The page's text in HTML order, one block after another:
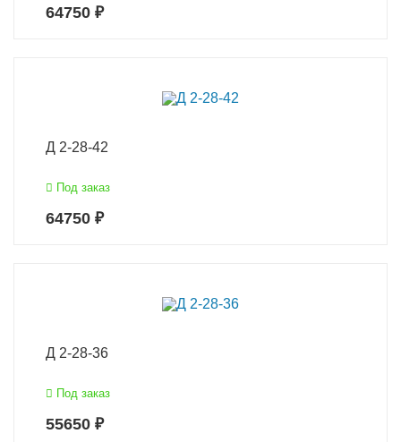
64750 ₽
Д 2-28-42
Под заказ
64750 ₽
Д 2-28-36
Под заказ
55650 ₽